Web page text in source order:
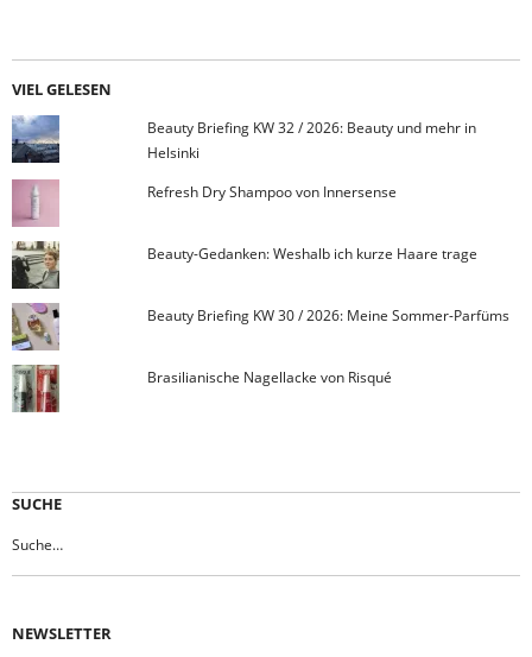
VIEL GELESEN
Beauty Briefing KW 32 / 2026: Beauty und mehr in
Helsinki
Refresh Dry Shampoo von Innersense
Beauty-Gedanken: Weshalb ich kurze Haare trage
Beauty Briefing KW 30 / 2026: Meine Sommer-Parfüms
Brasilianische Nagellacke von Risqué
SUCHE
NEWSLETTER